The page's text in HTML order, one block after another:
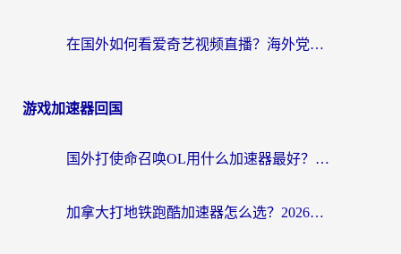
在国外如何看爱奇艺视频直播？海外党亲测有效的回国加速器指南
游戏加速器回国
国外打使命召唤OL用什么加速器最好？海外玩家国服畅玩全攻略（附小众游戏加速技巧）
加拿大打地铁跑酷加速器怎么选？2026海外玩家实测指南（附王国纪元保卫萝卜3加速技巧）